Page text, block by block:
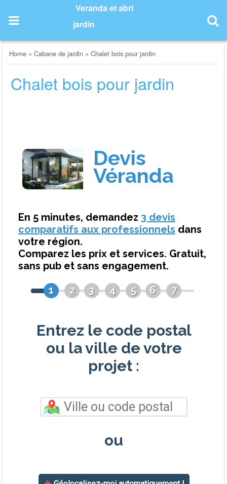
content
Veranda et abri
jardin
Home »Cabane de jardin »Chalet bois pour jardin
Chalet bois pour jardin